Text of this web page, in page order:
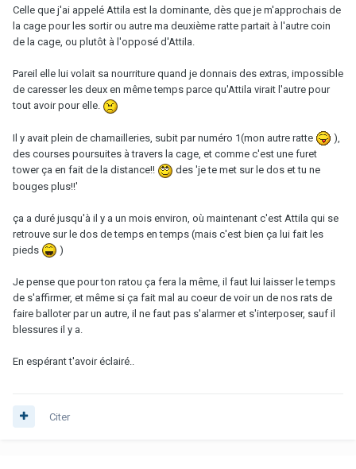
Celle que j'ai appelé Attila est la dominante, dès que je m'approchais de
la cage pour les sortir ou autre ma deuxième ratte partait à l'autre coin
de la cage, ou plutôt à l'opposé d'Attila.
Pareil elle lui volait sa nourriture quand je donnais des extras, impossible
de caresser les deux en même temps parce qu'Attila virait l'autre pour
tout avoir pour elle.
Il y avait plein de chamailleries, subit par numéro 1(mon autre ratte
),
des courses poursuites à travers la cage, et comme c'est une furet
tower ça en fait de la distance!!
des 'je te met sur le dos et tu ne
bouges plus!!'
ça a duré jusqu'à il y a un mois environ, où maintenant c'est Attila qui se
retrouve sur le dos de temps en temps (mais c'est bien ça lui fait les
pieds
)
Je pense que pour ton ratou ça fera la même, il faut lui laisser le temps
de s'affirmer, et même si ça fait mal au coeur de voir un de nos rats de
faire balloter par un autre, il ne faut pas s'alarmer et s'interposer, sauf il
blessures il y a.
En espérant t'avoir éclairé..
Citer